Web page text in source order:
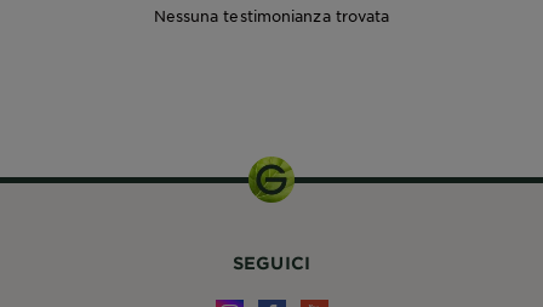
Nessuna testimonianza trovata
SEGUICI